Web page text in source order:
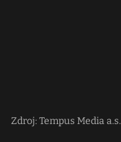
Zdroj: Tempus Media a.s.